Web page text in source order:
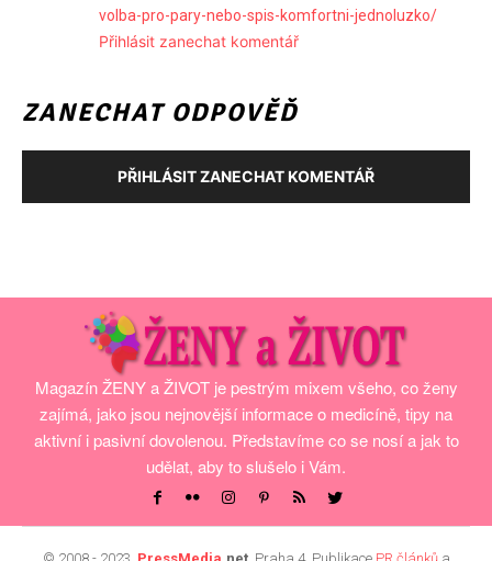
volba-pro-pary-nebo-spis-komfortni-jednoluzko/
Přihlásit zanechat komentář
ZANECHAT ODPOVĚĎ
PŘIHLÁSIT ZANECHAT KOMENTÁŘ
Magazín ŽENY a ŽIVOT je pestrým mixem všeho, co ženy
zajímá, jako jsou nejnovější informace o medicíně, tipy na
aktivní i pasivní dovolenou. Představíme co se nosí a jak to
udělat, aby to slušelo i Vám.